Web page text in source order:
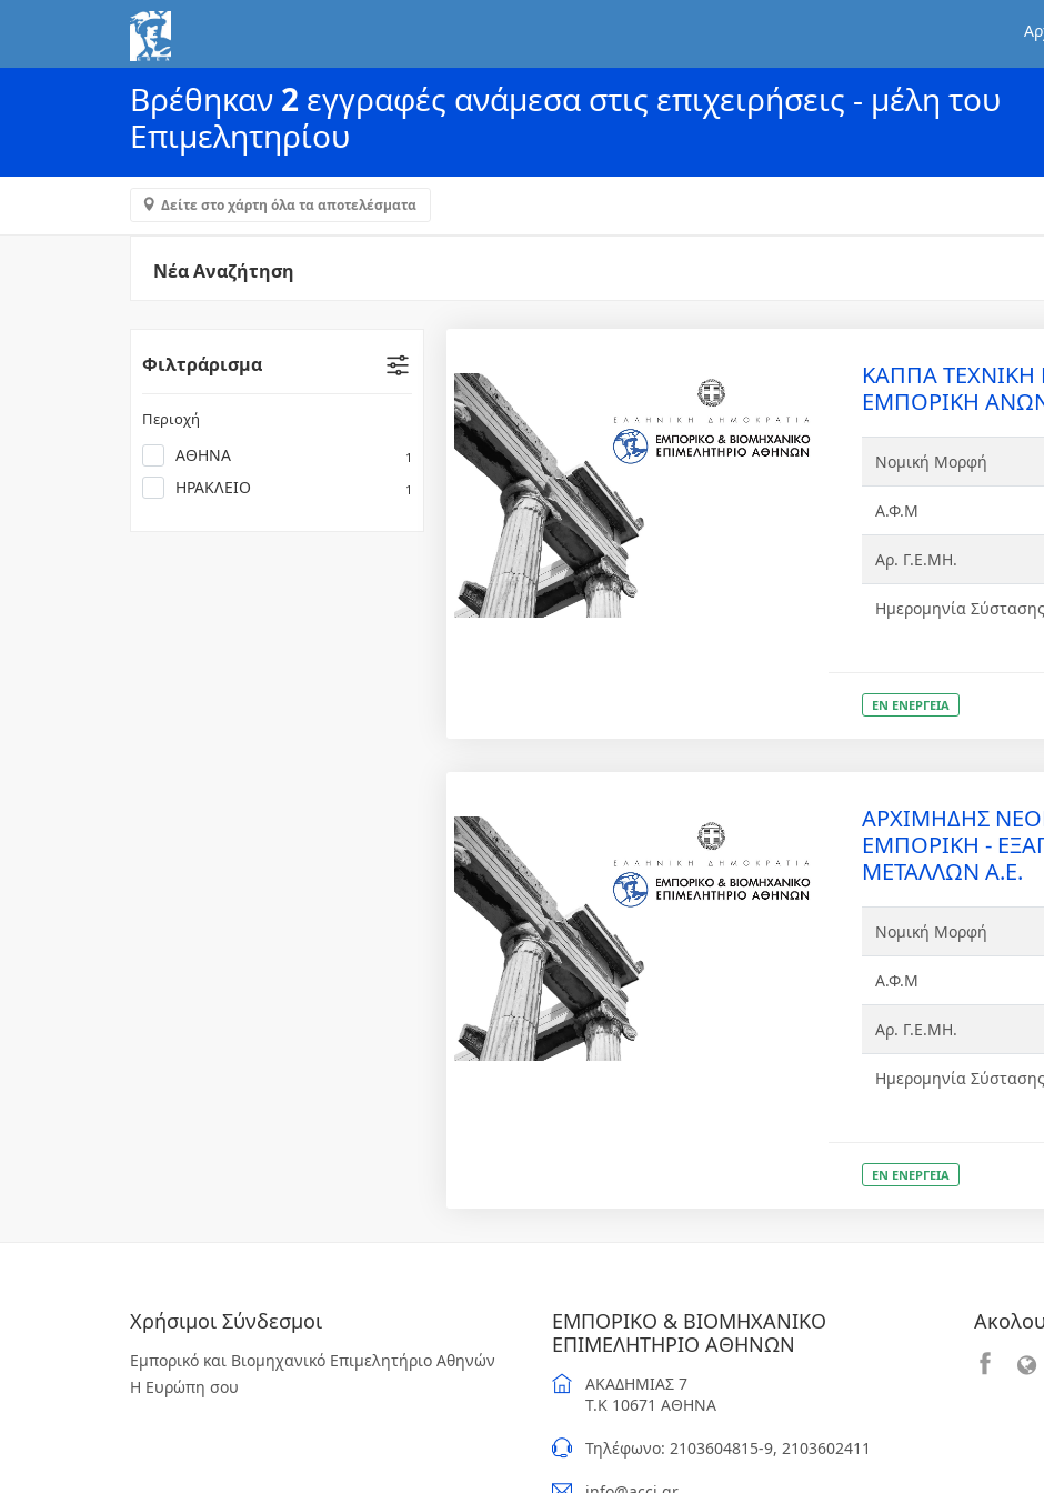
Βρέθηκαν 2 εγγραφές ανάμεσα στις επιχειρήσεις - μέλη του
Επιμελητηρίου
Δείτε στο χάρτη όλα τα αποτελέσματα
Νέα Αναζήτηση
Φιλτράρισμα
Περιοχή
ΑΘΗΝΑ 1
ΗΡΑΚΛΕΙΟ 1
ΚΑΠΠΑ ΤΕΧΝΙΚΗ
ΕΜΠΟΡΙΚΗ
Νομική Μορφή
Α.Φ.Μ
Αρ. Γ.Ε.ΜΗ.
Ημερομηνία Σύστασης
ΕΝ ΕΝΕΡΓΕΙΑ
ΑΡΧΙΜΗΔΗΣ
ΕΜΠΟΡΙΚΗ -
ΜΕΤΑΛΛΩΝ Α.Ε.
Νομική Μορφή
Α.Φ.Μ
Αρ. Γ.Ε.ΜΗ.
Ημερομηνία Σύστασης
ΕΝ ΕΝΕΡΓΕΙΑ
Χρήσιμοι Σύνδεσμοι
Εμπορικό και Βιομηχανικό Επιμελητήριο Αθηνών
Η Ευρώπη σου
ΕΜΠΟΡΙΚΟ & ΒΙΟΜΗΧΑΝΙΚΟ
ΕΠΙΜΕΛΗΤΗΡΙΟ ΑΘΗΝΩΝ
ΑΚΑΔΗΜΙΑΣ 7
T.K 10671 ΑΘΗΝΑ
Τηλέφωνο: 2103604815-9, 2103602411